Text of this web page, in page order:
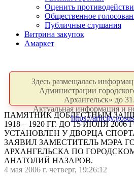
Оценить
Общественное
Публичные слушания
Витрина закупок
Амаркет
Здесь размещалась
Администрации
Архангельск» до
Актуальная информация и
https://
ПАМЯТНИК ДОБЛЕСТНЫМ
1918 – 1920 ГГ. ДО 15 ИЮНЯ 2006
УСТАНОВЛЕН У ДВОРЦА
ЗАЯВИЛ ЗАМЕСТИТЕЛЬ МЭРА
АРХАНГЕЛЬСКА ПО
АНАТОЛИЙ НАЗАРОВ.
4 мая 2006 г. четверг, 19:26:12